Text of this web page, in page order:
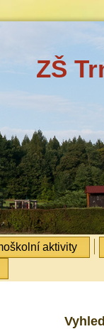
ZŠ
aktivity